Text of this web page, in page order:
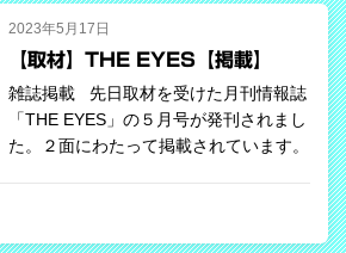
2023年5月17日
【取材】THE EYES【掲載】
雑誌掲載 先日取材を受けた月刊情報誌
「THE EYES」の５月号が発刊されまし
た。２面にわたって掲載されています。